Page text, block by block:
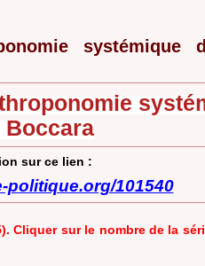
systémique
Boccara
sur ce lien :
politique.org/101540
Cliquer sur le nombre de la